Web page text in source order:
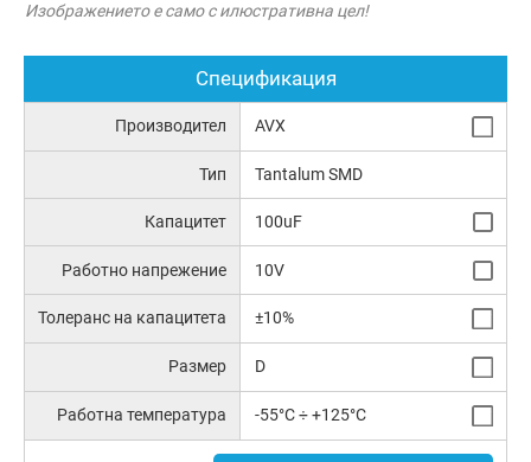
Изображението е само с илюстративна цел!
Спецификация
Производител AVX
Тип Tantalum SMD
Капацитет 100uF
Работно напрежение 10V
Толеранс на капацитета ±10%
Размер D
Работна температура -55°C ÷ +125°C